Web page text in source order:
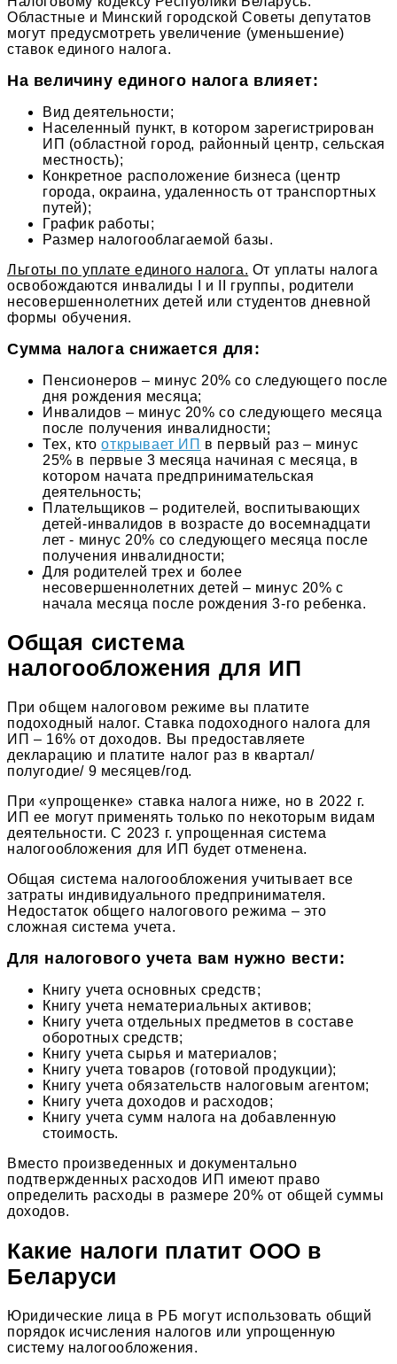
Областные и Минский городской Советы депутатов
могут предусмотреть увеличение (уменьшение)
ставок единого налога.
На величину единого налога влияет:
Вид деятельности;
Населенный пункт, в котором зарегистрирован
ИП (областной город, районный центр, сельская
местность);
Конкретное расположение бизнеса (центр
города, окраина, удаленность от транспортных
путей);
График работы;
Размер налогооблагаемой базы.
Льготы по уплате единого налога. От уплаты налога
освобождаются инвалиды I и II группы, родители
несовершеннолетних детей или студентов дневной
формы обучения.
Сумма налога снижается для:
Пенсионеров – минус 20% со следующего после
дня рождения месяца;
Инвалидов – минус 20% со следующего месяца
после получения инвалидности;
Тех, ктооткрывает ИП в первый раз – минус
25% в первые 3 месяца начиная с месяца, в
котором начата предпринимательская
деятельность;
Плательщиков – родителей, воспитывающих
детей-инвалидов в возрасте до восемнадцати
лет - минус 20% со следующего месяца после
получения инвалидности;
Для родителей трех и более
несовершеннолетних детей – минус 20% с
начала месяца после рождения 3-го ребенка.
Общая система
налогообложения для ИП
При общем налоговом режиме вы платите
подоходный налог. Ставка подоходного налога для
ИП – 16% от доходов. Вы предоставляете
декларацию и платите налог раз в квартал/
полугодие/ 9 месяцев/год.
При «упрощенке» ставка налога ниже, но в 2022 г.
ИП ее могут применять только по некоторым видам
деятельности. С 2023 г. упрощенная система
налогообложения для ИП будет отменена.
Общая система налогообложения учитывает все
затраты индивидуального предпринимателя.
Недостаток общего налогового режима – это
сложная система учета.
Для налогового учета вам нужно вести:
Книгу учета основных средств;
Книгу учета нематериальных активов;
Книгу учета отдельных предметов в составе
оборотных средств;
Книгу учета сырья и материалов;
Книгу учета товаров (готовой продукции);
Книгу учета обязательств налоговым агентом;
Книгу учета доходов и расходов;
Книгу учета сумм налога на добавленную
стоимость.
Вместо произведенных и документально
подтвержденных расходов ИП имеют право
определить расходы в размере 20% от общей суммы
доходов.
Какие налоги платит ООО в
Беларуси
Юридические лица в РБ могут использовать общий
порядок исчисления налогов или упрощенную
систему налогообложения.